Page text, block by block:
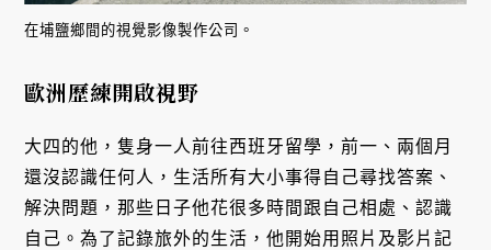
在埔鹽鄉間的視覺影像製作公司。
歐洲歷練開啟視野
大四的他，隻身一人前往西班牙留學，前一、兩個月
還沒認識任何人，生活所有大小事得自己尋找答案、
解決問題，那些日子他花很多時間跟自己相處、認識
自己。為了記錄旅外的生活，他開始用照片及影片記